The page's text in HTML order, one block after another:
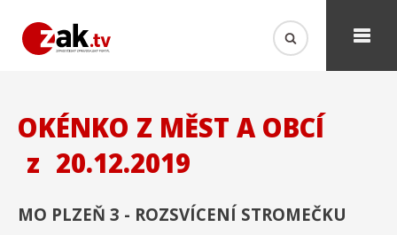
OKÉNKO Z MĚST A OBCÍ
z 20.12.2019
MO PLZEŇ 3 - ROZSVÍCENÍ STROMEČKU